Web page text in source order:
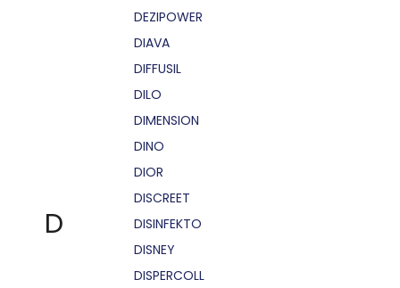
D
DEZIPOWER
DIAVA
DIFFUSIL
DILO
DIMENSION
DINO
DIOR
DISCREET
DISINFEKTO
DISNEY
DISPERCOLL